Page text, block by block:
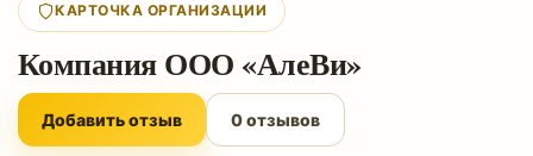
КАРТОЧКА ОРГАНИЗАЦИИ
Компания ООО «АлеВи»
Добавить отзыв 0 отзывов